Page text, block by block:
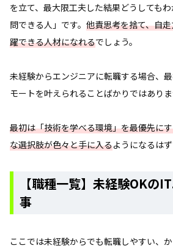
を立て、最大限工夫した結果どうしても
問できる人」です。 他責思考を捨て、自
躍できる人材になれるでしょう。
未経験からエンジニアに転職する場合、
モートを叶えられることばかりではありま
最初は「技術を学べる環境」を最優先に
な選択肢が色々と手に入るようになるはず
【職種一覧】未経験OKの
事
ここでは未経験からでも転職しやすい、